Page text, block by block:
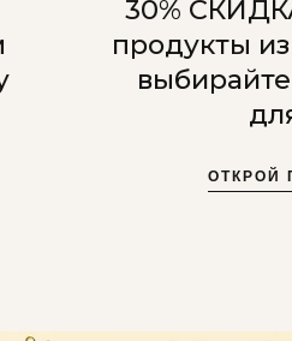
30%
продукты
ОТКРОЙ